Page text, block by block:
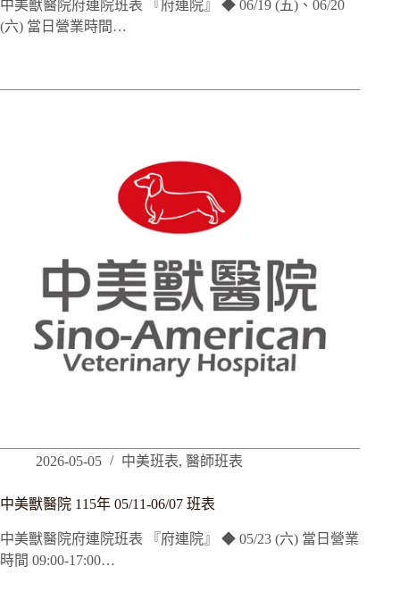
中美獸醫院府連院班表 『府連院』 ◆ 06/19 (五)、06/20
(六) 當日營業時間…
2026-05-05 中美班表, 醫師班表
中美獸醫院 115年 05/11-06/07 班表
中美獸醫院府連院班表 『府連院』 ◆ 05/23 (六) 當日營業
時間 09:00-17:00…